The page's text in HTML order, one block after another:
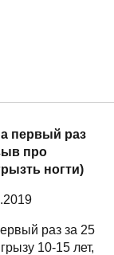
первый раз
про
ногти)
раз за 25
10-15 лет,